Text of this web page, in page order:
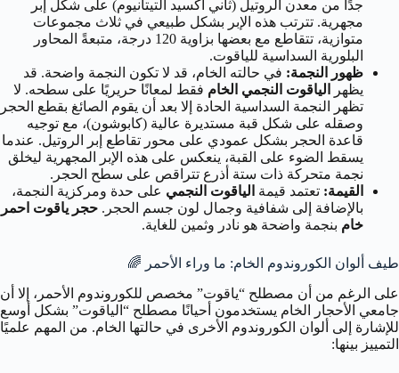
جدًا من معدن الروتيل (ثاني أكسيد التيتانيوم) على شكل إبر
مجهرية. تترتب هذه الإبر بشكل طبيعي في ثلاث مجموعات
متوازية، تتقاطع مع بعضها بزاوية 120 درجة، متبعةً المحاور
البلورية السداسية للياقوت.
ظهور النجمة: في حالته الخام، قد لا تكون النجمة واضحة. قد
يظهر
الياقوت النجمي الخام فقط لمعانًا حريريًا على سطحه. لا
تظهر النجمة السداسية الحادة إلا بعد أن يقوم الصائغ بقطع الحجر
وصقله على شكل قبة مستديرة عالية (كابوشون)، مع توجيه
قاعدة الحجر بشكل عمودي على محور تقاطع إبر الروتيل. عندما
يسقط الضوء على القبة، ينعكس على هذه الإبر المجهرية ليخلق
نجمة متحركة ذات ستة أذرع تتراقص على سطح الحجر.
القيمة: تعتمد قيمة الياقوت النجمي على حدة ومركزية النجمة،
بالإضافة إلى شفافية وجمال لون جسم الحجر. حجر ياقوت احمر
خام بنجمة واضحة هو نادر وثمين للغاية.
طيف ألوان الكوروندوم الخام: ما وراء الأحمر 🌈
على الرغم من أن مصطلح “ياقوت” مخصص للكوروندوم الأحمر، إلا أن
جامعي الأحجار الخام يستخدمون أحيانًا مصطلح “الياقوت” بشكل أوسع
للإشارة إلى ألوان الكوروندوم الأخرى في حالتها الخام. من المهم علميًا
التمييز بينها: